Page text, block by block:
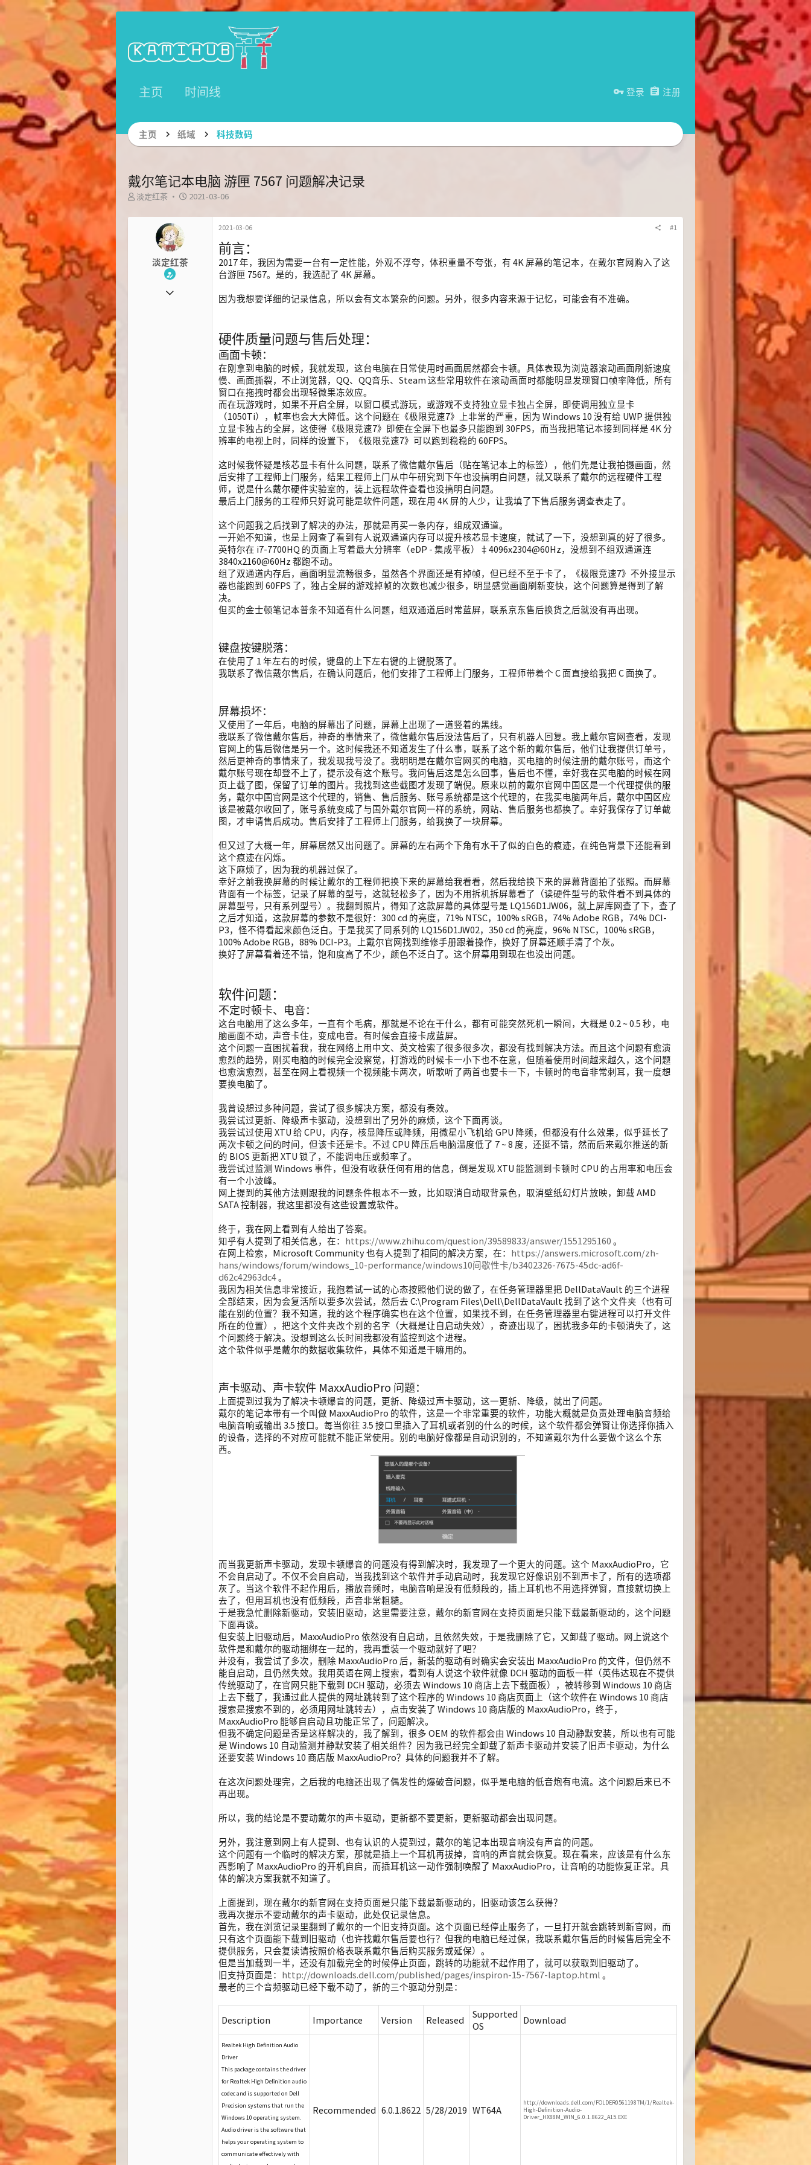
主页 时间线 登录 注册
主页 纸域 科技数码
戴尔笔记本电脑 游匣 7567 问题解决记录
主
发
淡定红茶
发
时
2021-03-06
淡定红茶
2019-05-28
2021-03-06 #1
前言：
2017 年，我因为需要一台有一定性能，外观不浮夸，体积重量不夸张，有 4K 屏幕的笔记本，在戴尔官网购入了这
台游匣 7567。是的，我选配了 4K 屏幕。
因为我想要详细的记录信息，所以会有文本繁杂的问题。另外，很多内容来源于记忆，可能会有不准确。
硬件质量问题与售后处理：
画面卡顿：
在刚拿到电脑的时候，我就发现，这台电脑在日常使用时画面居然都会卡顿。具体表现为浏览器滚动画面刷新速度
慢、画面撕裂，不止浏览器，QQ、QQ音乐、Steam 这些常用软件在滚动画面时都能明显发现窗口帧率降低，所有
窗口在拖拽时都会出现轻微果冻效应。
而在玩游戏时，如果不开启全屏，以窗口模式游玩，或游戏不支持独立显卡独占全屏，即使调用独立显卡
（1050Ti），帧率也会大大降低。这个问题在《极限竞速7》上非常的严重，因为 Windows 10 没有给 UWP 提供独
立显卡独占的全屏，这使得《极限竞速7》即使在全屏下也最多只能跑到 30FPS，而当我把笔记本接到同样是 4K 分
辨率的电视上时，同样的设置下，《极限竞速7》可以跑到稳稳的 60FPS。
这时候我怀疑是核芯显卡有什么问题，联系了微信戴尔售后（贴在笔记本上的标签），他们先是让我拍摄画面，然
后安排了工程师上门服务，结果工程师上门从中午研究到下午也没搞明白问题，就又联系了戴尔的远程硬件工程
师，说是什么戴尔硬件实验室的，装上远程软件查看也没搞明白问题。
最后上门服务的工程师只好说可能是软件问题，现在用 4K 屏的人少，让我填了下售后服务调查表走了。
这个问题我之后找到了解决的办法，那就是再买一条内存，组成双通道。
一开始不知道，也是上网查了看到有人说双通道内存可以提升核芯显卡速度，就试了一下，没想到真的好了很多。
英特尔在 i7-7700HQ 的页面上写着最大分辨率（eDP - 集成平板）‡4096x2304@60Hz，没想到不组双通道连
3840x2160@60Hz 都跑不动。
组了双通道内存后，画面明显流畅很多，虽然各个界面还是有掉帧，但已经不至于卡了，《极限竞速7》不外接显示
器也能跑到 60FPS 了，独占全屏的游戏掉帧的次数也减少很多，明显感觉画面刷新变快，这个问题算是得到了解
决。
但买的金士顿笔记本普条不知道有什么问题，组双通道后时常蓝屏，联系京东售后换货之后就没有再出现。
键盘按键脱落：
在使用了 1 年左右的时候，键盘的上下左右键的上键脱落了。
我联系了微信戴尔售后，在确认问题后，他们安排了工程师上门服务，工程师带着个 C 面直接给我把 C 面换了。
屏幕损坏：
又使用了一年后，电脑的屏幕出了问题，屏幕上出现了一道竖着的黑线。
我联系了微信戴尔售后，神奇的事情来了，微信戴尔售后没法售后了，只有机器人回复。我上戴尔官网查看，发现
官网上的售后微信是另一个。这时候我还不知道发生了什么事，联系了这个新的戴尔售后，他们让我提供订单号，
然后更神奇的事情来了，我发现我号没了。我明明是在戴尔官网买的电脑，买电脑的时候注册的戴尔账号，而这个
戴尔账号现在却登不上了，提示没有这个账号。我问售后这是怎么回事，售后也不懂，幸好我在买电脑的时候在网
页上截了图，保留了订单的图片。我找到这些截图才发现了端倪。原来以前的戴尔官网中国区是一个代理提供的服
务，戴尔中国官网是这个代理的，销售、售后服务、账号系统都是这个代理的，在我买电脑两年后，戴尔中国区应
该是被戴尔收回了，账号系统变成了与国外戴尔官网一样的系统，网站、售后服务也都换了。幸好我保存了订单截
图，才申请售后成功。售后安排了工程师上门服务，给我换了一块屏幕。
但又过了大概一年，屏幕居然又出问题了。屏幕的左右两个下角有水干了似的白色的痕迹，在纯色背景下还能看到
这个痕迹在闪烁。
这下麻烦了，因为我的机器过保了。
幸好之前我换屏幕的时候让戴尔的工程师把换下来的屏幕给我看看，然后我给换下来的屏幕背面拍了张照。而屏幕
背面有一个标签，记录了屏幕的型号，这就轻松多了，因为不用拆机拆屏幕看了（读硬件型号的软件看不到具体的
屏幕型号，只有系列型号）。我翻到照片，得知了这款屏幕的具体型号是 LQ156D1JW06，就上屏库网查了下，查了
之后才知道，这款屏幕的参数不是很好：300 cd 的亮度，71% NTSC，100% sRGB，74% Adobe RGB，74% DCI-
P3，怪不得看起来颜色泛白。于是我买了同系列的 LQ156D1JW02，350 cd 的亮度，96% NTSC，100% sRGB，
100% Adobe RGB，88% DCI-P3。上戴尔官网找到维修手册跟着操作，换好了屏幕还顺手清了个灰。
换好了屏幕看着还不错，饱和度高了不少，颜色不泛白了。这个屏幕用到现在也没出问题。
软件问题：
不定时顿卡、电音：
这台电脑用了这么多年，一直有个毛病，那就是不论在干什么，都有可能突然死机一瞬间，大概是 0.2 ~ 0.5 秒，电
脑画面不动，声音卡住，变成电音。有时候会直接卡成蓝屏。
这个问题一直困扰着我，我在网络上用中文、英文检索了很多很多次，都没有找到解决方法。而且这个问题有愈演
愈烈的趋势，刚买电脑的时候完全没察觉，打游戏的时候卡一小下也不在意，但随着使用时间越来越久，这个问题
也愈演愈烈，甚至在网上看视频一个视频能卡两次，听歌听了两首也要卡一下，卡顿时的电音非常刺耳，我一度想
要换电脑了。
我曾设想过多种问题，尝试了很多解决方案，都没有奏效。
我尝试过更新、降级声卡驱动，没想到出了另外的麻烦，这个下面再谈。
我尝试过使用 XTU 给 CPU，内存，核显降压或降频，用微星小飞机给 GPU 降频，但都没有什么效果，似乎延长了
两次卡顿之间的时间，但该卡还是卡。不过 CPU 降压后电脑温度低了 7 ~ 8 度，还挺不错，然而后来戴尔推送的新
的 BIOS 更新把 XTU 锁了，不能调电压或频率了。
我尝试过监测 Windows 事件，但没有收获任何有用的信息，倒是发现 XTU 能监测到卡顿时 CPU 的占用率和电压会
有一个小波峰。
网上提到的其他方法则跟我的问题条件根本不一致，比如取消自动取背景色，取消壁纸幻灯片放映，卸载 AMD
SATA 控制器，我这里都没有这些设置或软件。
终于，我在网上看到有人给出了答案。
知乎有人提到了相关信息，在： https://www.zhihu.com/question/39589833/answer/1551295160。
在网上检索，Microsoft Community 也有人提到了相同的解决方案，在： https://answers.microsoft.com/zh-
hans/windows/forum/windows_10-performance/windows10间歇性卡/b3402326-7675-45dc-ad6f-
d62c42963dc4。
我因为相关信息非常接近，我抱着试一试的心态按照他们说的做了，在任务管理器里把 DellDataVault 的三个进程
全部结束，因为会复活所以要多次尝试，然后去 C:\Program Files\Dell\DellDataVault 找到了这个文件夹（也有可
能在别的位置？我不知道，我的这个程序确实也在这个位置，如果找不到，在任务管理器里右键进程可以打开文件
所在的位置），把这个文件夹改个别的名字（大概是让自启动失效），奇迹出现了，困扰我多年的卡顿消失了，这
个问题终于解决。没想到这么长时间我都没有监控到这个进程。
这个软件似乎是戴尔的数据收集软件，具体不知道是干嘛用的。
声卡驱动、声卡软件 MaxxAudioPro 问题：
上面提到过我为了解决卡顿爆音的问题，更新、降级过声卡驱动，这一更新、降级，就出了问题。
戴尔的笔记本带有一个叫做 MaxxAudioPro 的软件，这是一个非常重要的软件，功能大概就是负责处理电脑音频给
电脑音响或输出 3.5 接口。每当你往 3.5 接口里插入了耳机或者别的什么的时候，这个软件都会弹窗让你选择你插入
的设备，选择的不对应可能就不能正常使用。别的电脑好像都是自动识别的，不知道戴尔为什么要做个这么个东
西。
而当我更新声卡驱动，发现卡顿爆音的问题没有得到解决时，我发现了一个更大的问题。这个 MaxxAudioPro，它
不会自启动了。不仅不会自启动，当我找到这个软件并手动启动时，我发现它好像识别不到声卡了，所有的选项都
灰了。当这个软件不起作用后，播放音频时，电脑音响是没有低频段的，插上耳机也不用选择弹窗，直接就切换上
去了，但用耳机也没有低频段，声音非常粗糙。
于是我急忙删除新驱动，安装旧驱动，这里需要注意，戴尔的新官网在支持页面是只能下载最新驱动的，这个问题
下面再谈。
但安装上旧驱动后，MaxxAudioPro 依然没有自启动，且依然失效，于是我删除了它，又卸载了驱动。网上说这个
软件是和戴尔的驱动捆绑在一起的，我再重装一个驱动就好了吧？
并没有，我尝试了多次，删除 MaxxAudioPro 后，新装的驱动有时确实会安装出 MaxxAudioPro 的文件，但仍然不
能自启动，且仍然失效。我用英语在网上搜索，看到有人说这个软件就像 DCH 驱动的面板一样（英伟达现在不提供
传统驱动了，在官网只能下载到 DCH 驱动，必须去 Windows 10 商店上去下载面板），被转移到 Windows 10 商店
上去下载了，我通过此人提供的网址跳转到了这个程序的 Windows 10 商店页面上（这个软件在 Windows 10 商店
搜索是搜索不到的，必须用网址跳转去），点击安装了 Windows 10 商店版的 MaxxAudioPro，终于，
MaxxAudioPro 能够自启动且功能正常了，问题解决。
但我不确定问题是否是这样解决的，我了解到，很多 OEM 的软件都会由 Windows 10 自动静默安装，所以也有可能
是 Windows 10 自动监测并静默安装了相关组件？因为我已经完全卸载了新声卡驱动并安装了旧声卡驱动，为什么
还要安装 Windows 10 商店版 MaxxAudioPro？具体的问题我并不了解。
在这次问题处理完，之后我的电脑还出现了偶发性的爆破音问题，似乎是电脑的低音炮有电流。这个问题后来已不
再出现。
所以，我的结论是不要动戴尔的声卡驱动，更新都不要更新，更新驱动都会出现问题。
另外，我注意到网上有人提到、也有认识的人提到过，戴尔的笔记本出现音响没有声音的问题。
这个问题有一个临时的解决方案，那就是插上一个耳机再拔掉，音响的声音就会恢复。现在看来，应该是有什么东
西影响了 MaxxAudioPro 的开机自启，而插耳机这一动作强制唤醒了 MaxxAudioPro，让音响的功能恢复正常。具
体的解决方案我就不知道了。
上面提到，现在戴尔的新官网在支持页面是只能下载最新驱动的，旧驱动该怎么获得？
我再次提示不要动戴尔的声卡驱动，此处仅记录信息。
首先，我在浏览记录里翻到了戴尔的一个旧支持页面。这个页面已经停止服务了，一旦打开就会跳转到新官网，而
只有这个页面能下载到旧驱动（也许找戴尔售后要也行？但我的电脑已经过保，我联系戴尔售后的时候售后完全不
提供服务，只会复读请按照价格表联系戴尔售后购买服务或延保）。
但是当加载到一半，还没有加载完全的时候停止页面，跳转的功能就不起作用了，就可以获取到旧驱动了。
旧支持页面是： http://downloads.dell.com/published/pages/inspiron-15-7567-laptop.html。
最老的三个音频驱动已经下载不动了，新的三个驱动分别是：
Description Importance Version Released
Supported
OS
Download
Realtek High Definition Audio
Driver
This package contains the driver
for Realtek High Definition audio
codec and is supported on Dell
Precision systems that run the
Windows 10 operating system.
Audio driver is the software that
helps your operating system to
communicate effectively with
Recommended 6.0.1.8622 5/28/2019 WT64A
http://downloads.dell.com/FOLDER05611987M/1/Realtek-
High-Definition-Audio-
Driver_HX88M_WIN_6.0.1.8622_A15.EXE